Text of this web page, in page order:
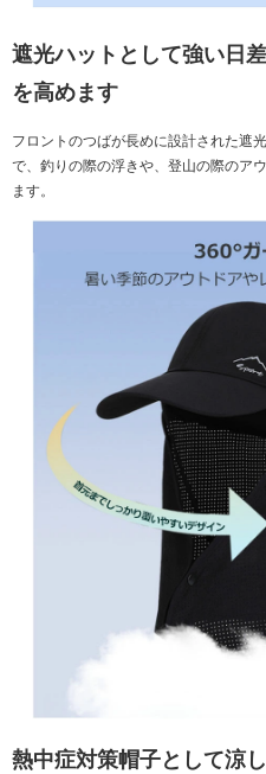
遮光ハットとして強い日
を高めます
フロントのつばが長めに設計された遮
で、釣りの際の浮きや、登山の際のア
ます。
熱中症対策帽子として涼